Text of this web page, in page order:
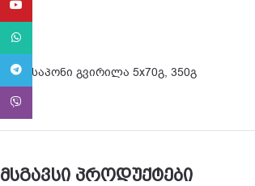
კრემ-საპონი გვირილა 5х70გ, 350გ
მსგავსი პროდუქტები
Telegram